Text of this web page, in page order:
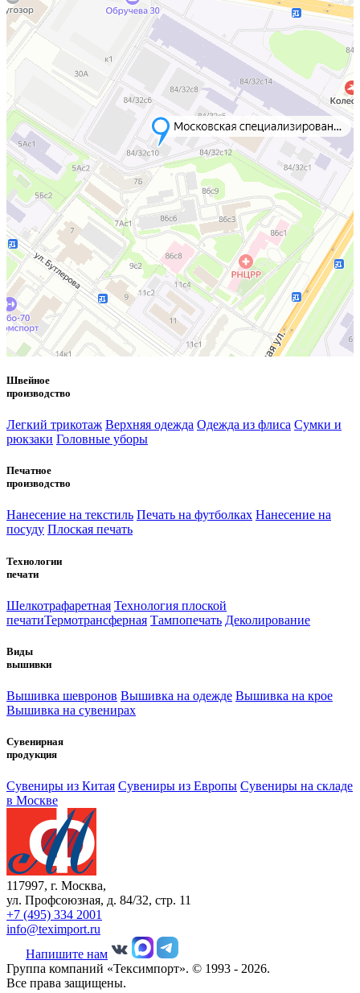
Швейное
производство
Легкий трикотаж Верхняя одежда Одежда из флиса Сумки и
рюкзаки Головные уборы
Печатное
производство
Нанесение на текстиль Печать на футболках Нанесение на
посуду Плоская печать
Технологии
печати
Шелкотрафаретная Технология плоской
печатиТермотрансферная Тампопечать Деколирование
Виды
вышивки
Вышивка шевронов Вышивка на одежде Вышивка на крое
Вышивка на сувенирах
Сувенирная
продукция
Сувениры из Китая Сувениры из Европы Сувениры на складе
в Москве
117997, г. Москва,
ул. Профсоюзная, д. 84/32, стр. 11
+7 (495) 334 2001
info@teximport.ru
Напишите нам
Группа компаний «Тексимпорт». © 1993 - 2026.
Все права защищены.